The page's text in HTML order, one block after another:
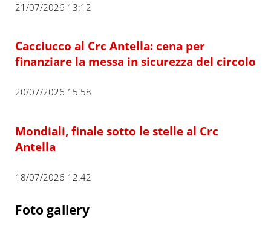
21/07/2026 13:12
Cacciucco al Crc Antella: cena per
finanziare la messa in sicurezza del circolo
20/07/2026 15:58
Mondiali, finale sotto le stelle al Crc
Antella
18/07/2026 12:42
Foto gallery